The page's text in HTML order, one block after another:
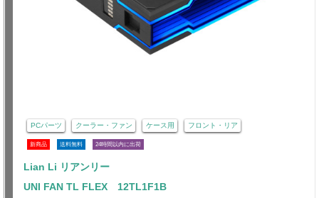
PCパーツ クーラー・ファン ケース用 フロント・リア
新商品 送料無料 24時間以内に出荷
Lian Li リアンリー
UNI FAN TL FLEX 12TL1F1B